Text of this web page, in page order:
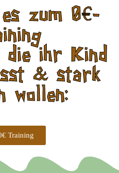
zum 0€-
ihr Kind
& stark
wollen:
Training